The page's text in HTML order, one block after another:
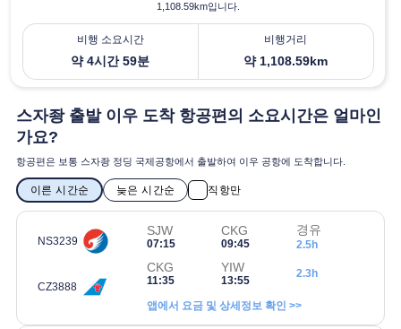
1,108.59km입니다.
비행 소요시간
약 4시간 59분
비행거리
약 1,108.59km
스자좡 출발 이우 도착 항공편의 소요시간은 얼마인
가요?
항공편은 보통 스자좡 정딩 국제공항에서 출발하여 이우 공항에 도착합니다.
이른 시간순 늦은 시간순 직항만
NS3239
SJW
07:15
CKG
09:45
경유
2.5h
CZ3888
CKG
11:35
YIW
13:55
2.3h
앱에서 요금 및 상세정보 확인 >>